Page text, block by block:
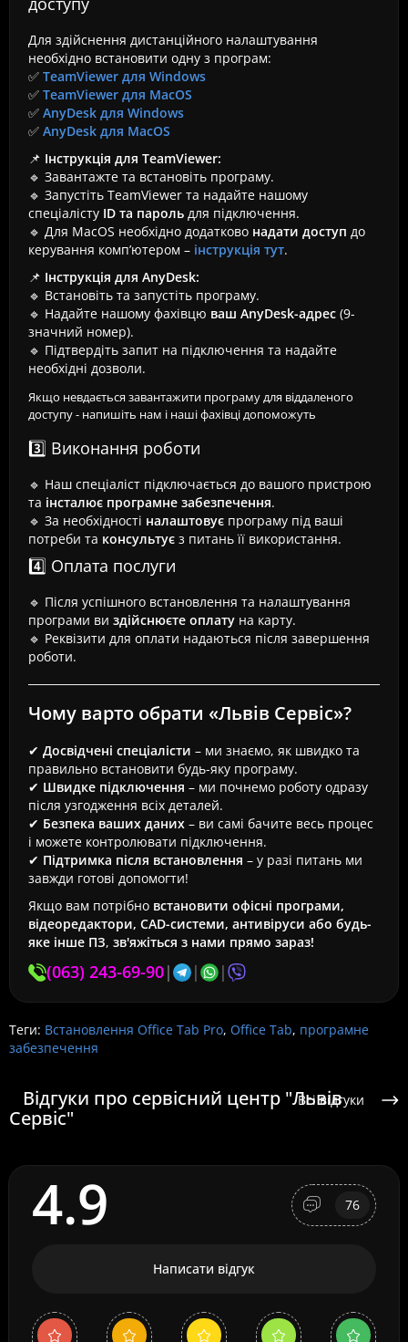
Для здійснення дистанційного налаштування
необхідно встановити одну з програм:
✅ TeamViewer для Windows
✅ TeamViewer для MacOS
✅ AnyDesk для Windows
✅ AnyDesk для MacOS
📌 Інструкція для TeamViewer:
🔹 Завантажте та встановіть програму.
🔹 Запустіть TeamViewer та надайте нашому
спеціалісту ID та пароль для підключення.
🔹 Для MacOS необхідно додатково надати доступ до
керування комп’ютером – інструкція тут.
📌 Інструкція для AnyDesk:
🔹 Встановіть та запустіть програму.
🔹 Надайте нашому фахівцю ваш AnyDesk-адрес (9-
значний номер).
🔹 Підтвердіть запит на підключення та надайте
необхідні дозволи.
Якщо невдається завантажити програму для віддаленого
доступу - напишіть нам і наші фахівці допоможуть
3️⃣ Виконання роботи
🔹 Наш спеціаліст підключається до вашого пристрою
та інсталює програмне забезпечення.
🔹 За необхідності налаштовує програму під ваші
потреби та консультує з питань її використання.
4️⃣ Оплата послуги
🔹 Після успішного встановлення та налаштування
програми ви здійснюєте оплату на карту.
🔹 Реквізити для оплати надаються після завершення
роботи.
Чому варто обрати «Львів Сервіс»?
✔ Досвідчені спеціалісти – ми знаємо, як швидко та
правильно встановити будь-яку програму.
✔ Швидке підключення – ми почнемо роботу одразу
після узгодження всіх деталей.
✔ Безпека ваших даних – ви самі бачите весь процес
і можете контролювати підключення.
✔ Підтримка після встановлення – у разі питань ми
завжди готові допомогти!
Якщо вам потрібно встановити офісні програми,
відеоредактори, CAD-системи, антивіруси або будь-
яке інше ПЗ, зв'яжіться з нами прямо зараз!
(063) 243-69-90| | |
Теги: Встановлення Office Tab Pro, Office Tab, програмне
забезпечення
Відгуки про сервісний центр "Львів
Сервіс"
Всі відгуки
4.9 76
Написати відгук